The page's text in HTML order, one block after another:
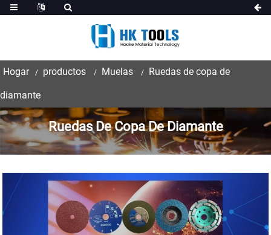
Hogar productos Muelas Ruedas de copa de
diamante
Ruedas De Copa De Diamante